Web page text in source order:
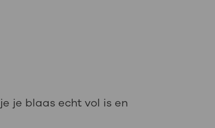
je blaas echt vol is en